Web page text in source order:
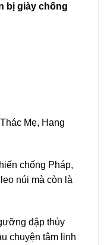
bị giày chống
Mẹ, Hang
chống Pháp,
núi mà còn là
đập thủy
chuyện tâm linh